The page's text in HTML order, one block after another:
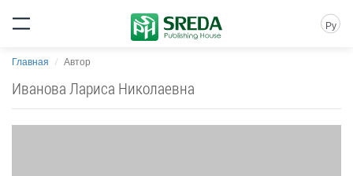
Ру
Главная Автор
Иванова Лариса Николаевна